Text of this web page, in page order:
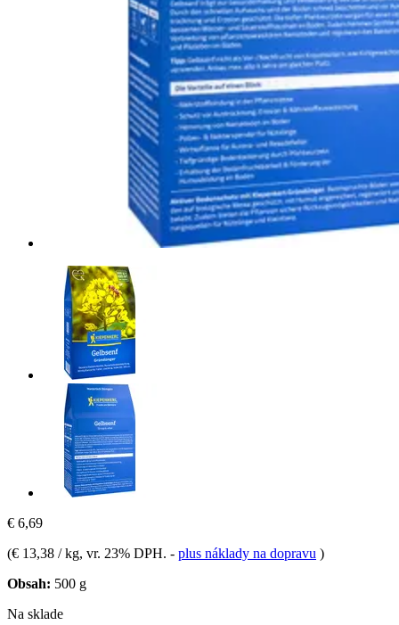
€ 6,69
(€ 13,38 / kg, vr. 23% DPH. - plus náklady na dopravu )
Obsah: 500 g
Na sklade